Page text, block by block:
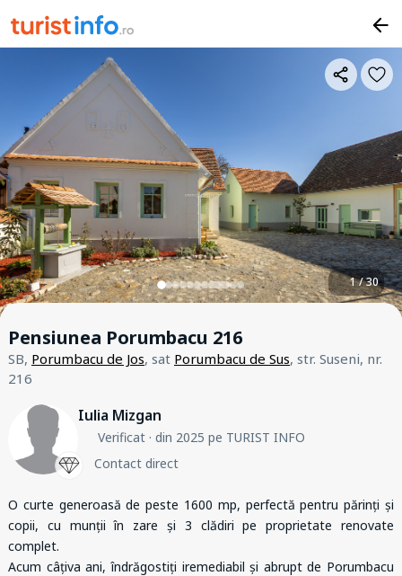
1 / 30
Pensiunea Porumbacu 216
SB, Porumbacu de Jos, sat Porumbacu de Sus, str. Suseni, nr.
216
Iulia Mizgan
Verificat· din 2025 pe TURIST INFO
Contact direct
O curte generoasă de peste 1600 mp, perfectă pentru părinți și
copii, cu munții în zare și 3 clădiri pe proprietate renovate
complet.
Acum câțiva ani, îndrăgostiți iremediabil și abrupt de Porumbacu